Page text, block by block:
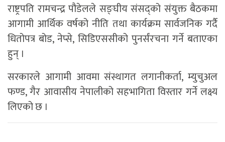
राष्ट्रपति रामचन्द्र पौडेलले सङ्घीय संसद्को संयुक्त बैठकमा
आगामी आर्थिक वर्षको नीति तथा कार्यक्रम सार्वजनिक गर्दै
धितोपत्र बोड, नेप्से, सिडिएससीको पुनर्संरचना गर्ने बताएका
हुन् ।
सरकारले आगामी आवमा संस्थागत लगानीकर्ता, म्युचुअल
फण्ड, गैर आवासीय नेपालीको सहभागिता विस्तार गर्ने लक्ष्य
लिएको छ ।